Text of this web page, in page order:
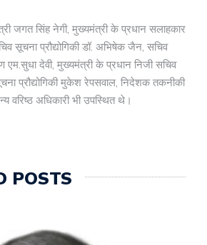
जगत सिंह नेगी, मुख्यमंत्री के प्रधान सलाहकार
सूचना प्रौद्योगिकी डॉ. अभिषेक जैन, सचिव
एम.सुधा देवी, मुख्यमंत्री के प्रधान निजी सचिव
प्रौद्योगिकी मुकेश रेपसवाल, निदेशक तकनीकी
वरिष्ठ अधिकारी भी उपस्थित थे।
POSTS